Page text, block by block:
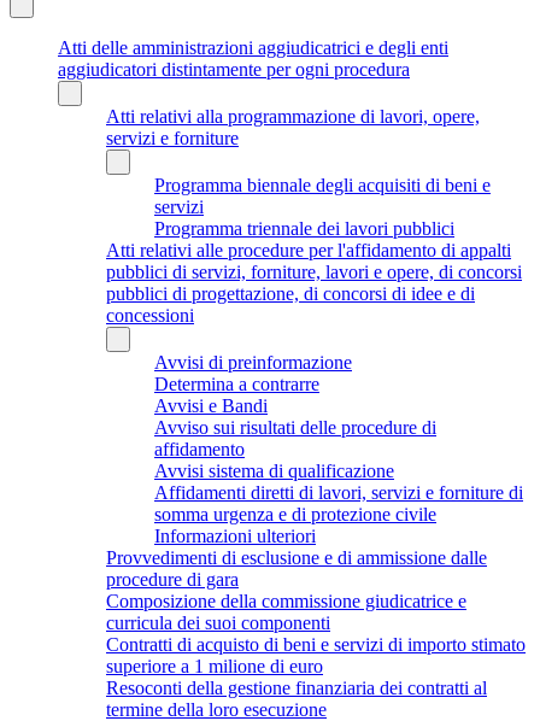
Atti delle amministrazioni aggiudicatrici e degli enti
aggiudicatori distintamente per ogni procedura
Atti relativi alla programmazione di lavori, opere,
servizi e forniture
Programma biennale degli acquisiti di beni e
servizi
Programma triennale dei lavori pubblici
Atti relativi alle procedure per l'affidamento di appalti
pubblici di servizi, forniture, lavori e opere, di concorsi
pubblici di progettazione, di concorsi di idee e di
concessioni
Avvisi di preinformazione
Determina a contrarre
Avvisi e Bandi
Avviso sui risultati delle procedure di
affidamento
Avvisi sistema di qualificazione
Affidamenti diretti di lavori, servizi e forniture di
somma urgenza e di protezione civile
Informazioni ulteriori
Provvedimenti di esclusione e di ammissione dalle
procedure di gara
Composizione della commissione giudicatrice e
curricula dei suoi componenti
Contratti di acquisto di beni e servizi di importo stimato
superiore a 1 milione di euro
Resoconti della gestione finanziaria dei contratti al
termine della loro esecuzione